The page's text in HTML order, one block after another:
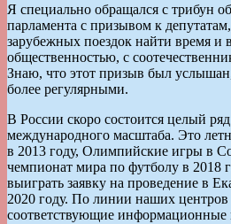
Я специально обращался с трибун
парламента с призывом к
зарубежных поездок найти время и
общественностью, с
Знаю, что этот призыв был
более регулярными.
В России скоро состоится целый
международного масштаба. Это
в 2013 году, Олимпийские игры в
чемпионат мира по футболу в 2018
выиграть заявку на проведение в
2020 году. По линии наших
соответствующие